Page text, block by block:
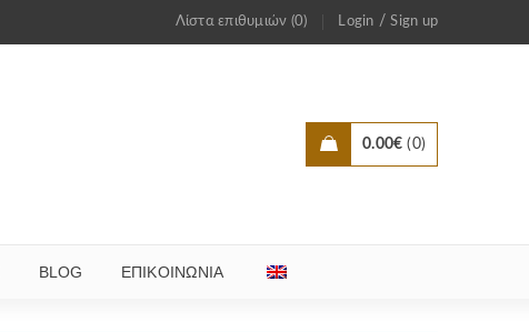
Λίστα επιθυμιών (0) Login /Sign up
0.00€ 0
BLOG ΕΠΙΚΟΙΝΩΝΊΑ